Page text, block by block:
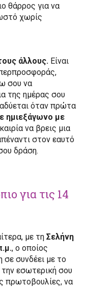
θάρρος για να
χωρίς
άλλους. Είναι
σου να
της ημέρας σου
όταν πρώτα
ημιεξάγωνο με
να βρεις μια
στον εαυτό
δράση.
για τις 14
με τη Σελήνη
, ο οποίος
σε συνδέει με το
εσωτερική σου
πρωτοβουλίες, να